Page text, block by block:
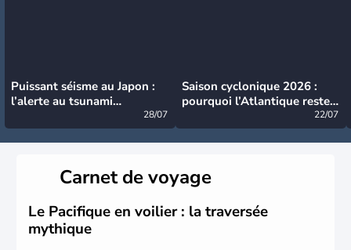
Puissant séisme au Japon :
l’alerte au tsunami
28/07
Saison cyclonique 2026 :
pourquoi l’Atlantique reste
22/07
Carnet de voyage
Le Pacifique en voilier : la traversée
mythique